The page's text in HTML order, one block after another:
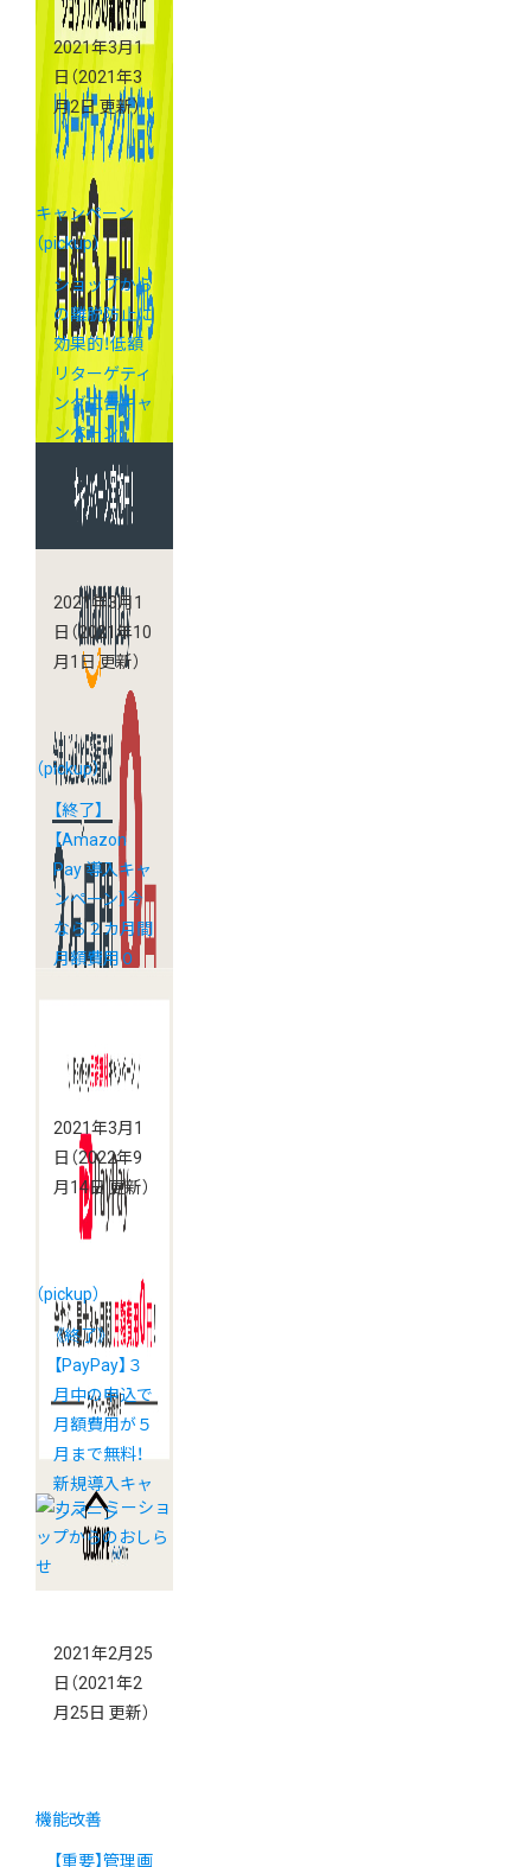
2021年3月1
日 （2021年3
月2日 更新）
キャンペーン
（pickup）
ショップから
の離脱防止に
効果的！低額
リターゲティ
ング広告キャ
ンペーン
2021年3月1
日 （2021年10
月1日 更新）
（pickup）
【終了】
【Amazon
Pay 導入キャ
ンペーン】今
なら２カ月間
月額費用０
2021年3月1
日 （2022年9
月14日 更新）
（pickup）
《終了》
【PayPay】３
月中の申込で
月額費用が５
月まで無料！
新規導入キャ
ンペーン
2021年2月25
日 （2021年2
月25日 更新）
機能改善
【重要】管理画